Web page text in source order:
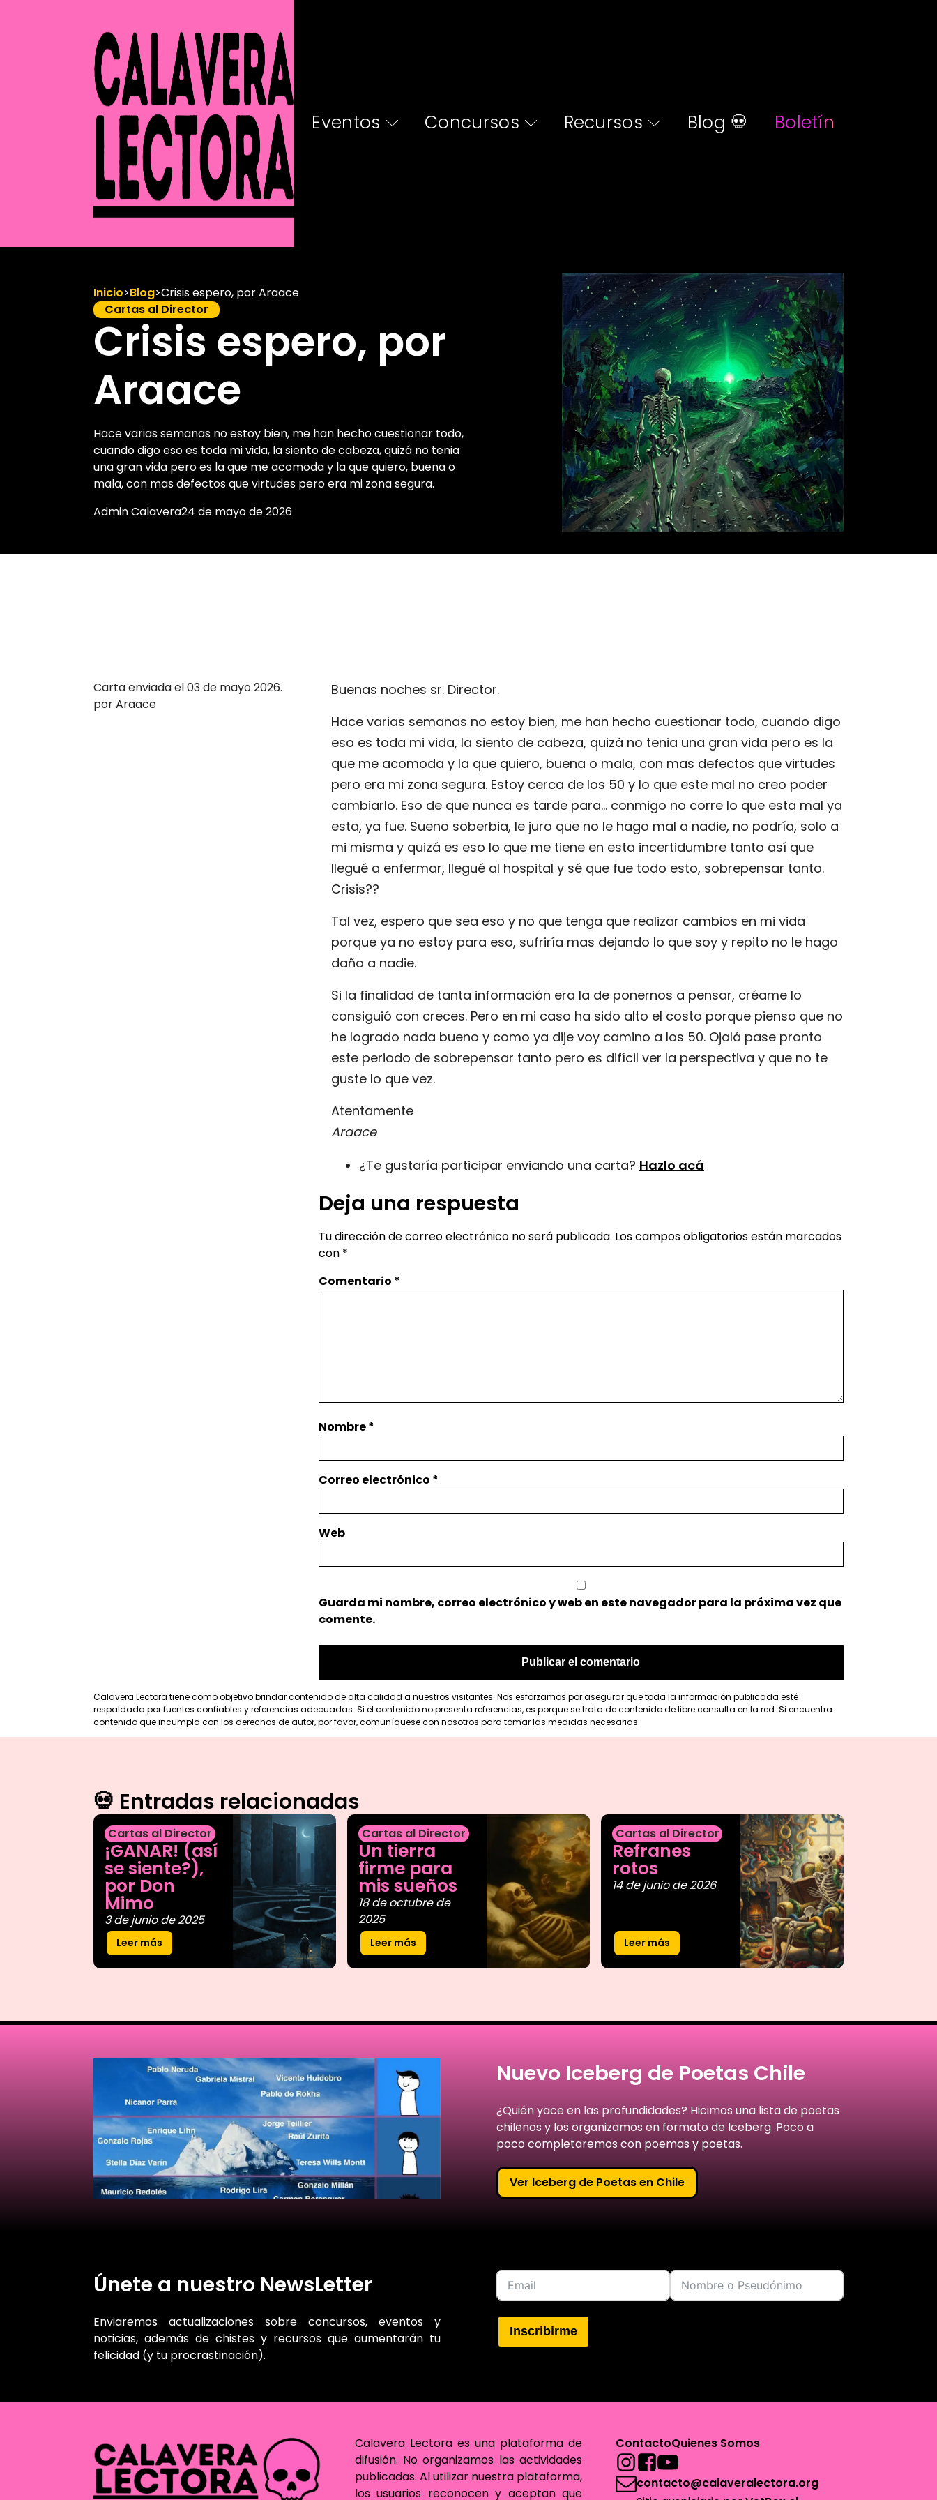
Eventos Concursos Recursos Blog 💀 Boletín
Inicio>Blog>Crisis espero, por Araace
Cartas al Director
Crisis espero, por
Araace
Hace varias semanas no estoy bien, me han hecho cuestionar todo,
cuando digo eso es toda mi vida, la siento de cabeza, quizá no tenia
una gran vida pero es la que me acomoda y la que quiero, buena o
mala, con mas defectos que virtudes pero era mi zona segura.
Admin Calavera24 de mayo de 2026
Carta enviada el 03 de mayo 2026.
por Araace
Buenas noches sr. Director.
Hace varias semanas no estoy bien, me han hecho cuestionar todo, cuando digo
eso es toda mi vida, la siento de cabeza, quizá no tenia una gran vida pero es la
que me acomoda y la que quiero, buena o mala, con mas defectos que virtudes
pero era mi zona segura. Estoy cerca de los 50 y lo que este mal no creo poder
cambiarlo. Eso de que nunca es tarde para... conmigo no corre lo que esta mal ya
esta, ya fue. Sueno soberbia, le juro que no le hago mal a nadie, no podría, solo a
mi misma y quizá es eso lo que me tiene en esta incertidumbre tanto así que
llegué a enfermar, llegué al hospital y sé que fue todo esto, sobrepensar tanto.
Crisis??
Tal vez, espero que sea eso y no que tenga que realizar cambios en mi vida
porque ya no estoy para eso, sufriría mas dejando lo que soy y repito no le hago
daño a nadie.
Si la finalidad de tanta información era la de ponernos a pensar, créame lo
consiguió con creces. Pero en mi caso ha sido alto el costo porque pienso que no
he logrado nada bueno y como ya dije voy camino a los 50. Ojalá pase pronto
este periodo de sobrepensar tanto pero es difícil ver la perspectiva y que no te
guste lo que vez.
Atentamente
Araace
¿Te gustaría participar enviando una carta? Hazlo acá
Deja una respuesta
Tu dirección de correo electrónico no será publicada. Los campos obligatorios están marcados
con *
Comentario *
Nombre*
Correo electrónico *
Web
Guarda mi nombre, correo electrónico y web en este navegador para la próxima vez que
comente.
Calavera Lectora tiene como objetivo brindar contenido de alta calidad a nuestros visitantes. Nos esforzamos por asegurar que toda la información publicada esté
respaldada por fuentes confiables y referencias adecuadas. Si el contenido no presenta referencias, es porque se trata de contenido de libre consulta en la red. Si encuentra
contenido que incumpla con los derechos de autor, por favor, comuníquese con nosotros para tomar las medidas necesarias.
💀 Entradas relacionadas
Cartas al Director
¡GANAR! (así
se siente?),
por Don
Mimo
3 de junio de 2025
Leer más
Cartas al Director
Un tierra
firme para
mis sueños
18 de octubre de
2025
Leer más
Cartas al Director
Refranes
rotos
14 de junio de 2026
Leer más
Nuevo Iceberg de Poetas Chile
¿Quién yace en las profundidades? Hicimos una lista de poetas
chilenos y los organizamos en formato de Iceberg. Poco a
poco completaremos con poemas y poetas.
Ver Iceberg de Poetas en Chile
Únete a nuestro NewsLetter
Enviaremos actualizaciones sobre concursos, eventos y
noticias, además de chistes y recursos que aumentarán tu
felicidad (y tu procrastinación).
Inscribirme
Calavera Lectora es una plataforma de
difusión. No organizamos las actividades
publicadas. Al utilizar nuestra plataforma,
los usuarios reconocen y aceptan que
ContactoQuienes Somos
contacto@calaveralectora.org